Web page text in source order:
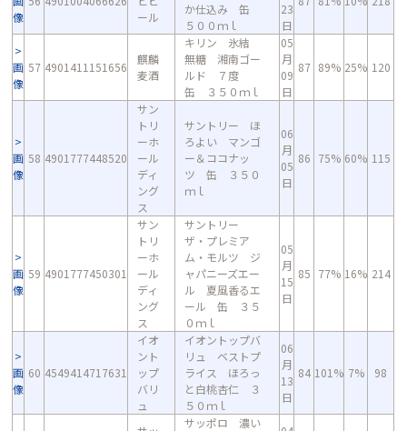
像
ール
か仕込み 缶
５００ｍｌ
23
日
画
像
57 4901411151656
麒麟
麦酒
キリン 氷結
無糖 湘南ゴー
ルド ７度
缶 ３５０ｍｌ
05
月
09
日
87 89% 25% 120
画
像
58 4901777448520
サン
トリ
ーホ
ール
ディ
ング
ス
サントリー ほ
ろよい マンゴ
ー＆ココナッ
ツ 缶 ３５０
ｍｌ
06
月
05
日
86 75% 60% 115
画
像
59 4901777450301
サン
トリ
ーホ
ール
ディ
ング
ス
サントリー
ザ・プレミア
ム・モルツ ジ
ャパニーズエー
ル 夏風香るエ
ール 缶 ３５
０ｍｌ
05
月
15
日
85 77% 16% 214
画
像
60 4549414717631
イオ
ント
ップ
バリ
ュ
イオントップバ
リュ ベストプ
ライス ほろっ
と白桃杏仁 ３
５０ｍｌ
06
月
13
日
84 101% 7% 98
サッポロ 濃い